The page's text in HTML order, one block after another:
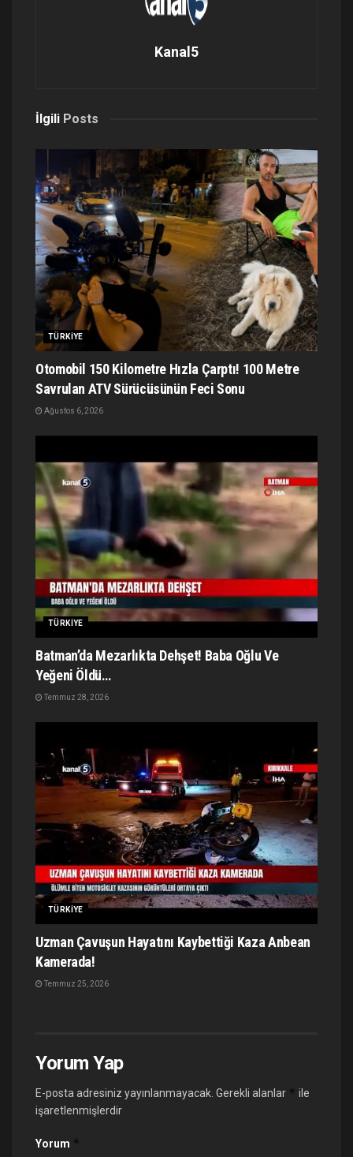
Kanal5
İlgili Posts
TÜRKIYE
Otomobil 150 Kilometre Hızla Çarptı! 100 Metre
Savrulan ATV Sürücüsünün Feci Sonu
Ağustos 6, 2026
TÜRKIYE
Batman’da Mezarlıkta Dehşet! Baba Oğlu Ve
Yeğeni Öldü…
Temmuz 28, 2026
TÜRKIYE
Uzman Çavuşun Hayatını Kaybettiği Kaza Anbean
Kamerada!
Temmuz 25, 2026
Yorum Yap
E-posta adresiniz yayınlanmayacak. Gerekli alanlar * ile
işaretlenmişlerdir
Yorum *